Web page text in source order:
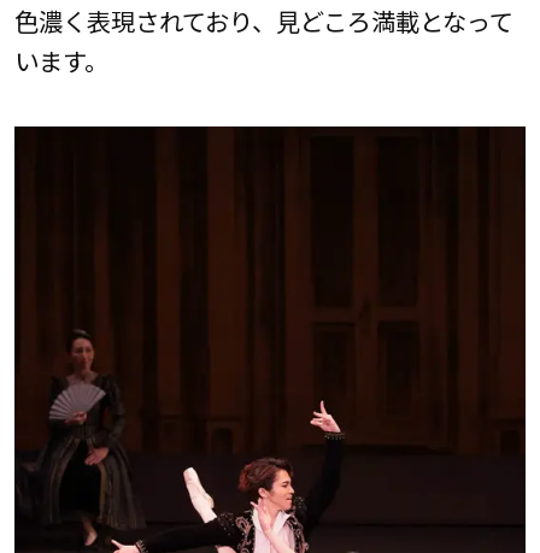
色濃く表現されており、見どころ満載となって
います。